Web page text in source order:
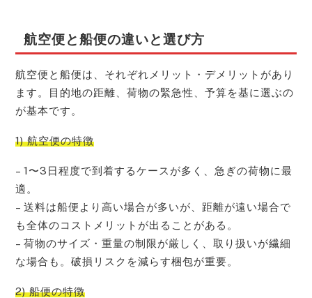
航空便と船便の違いと選び方
航空便と船便は、それぞれメリット・デメリットがあり
ます。目的地の距離、荷物の緊急性、予算を基に選ぶの
が基本です。
1) 航空便の特徴
– 1〜3日程度で到着するケースが多く、急ぎの荷物に最
適。
– 送料は船便より高い場合が多いが、距離が遠い場合で
も全体のコストメリットが出ることがある。
– 荷物のサイズ・重量の制限が厳しく、取り扱いが繊細
な場合も。破損リスクを減らす梱包が重要。
2) 船便の特徴